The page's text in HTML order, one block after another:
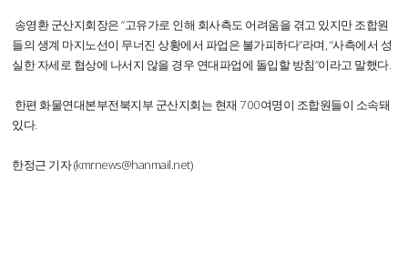
송영환 군산지회장은 “고유가로 인해 회사측도 어려움을 겪고 있지만 조합원
들의 생계 마지노선이 무너진 상황에서 파업은 불가피하다”라며, “사측에서 성
실한 자세로 협상에 나서지 않을 경우 연대파업에 돌입할 방침”이라고 말했다.
한편 화물연대본부전북지부 군산지회는 현재 700여명이 조합원들이 소속돼
있다.
한정근 기자 (kmrnews@hanmail.net)